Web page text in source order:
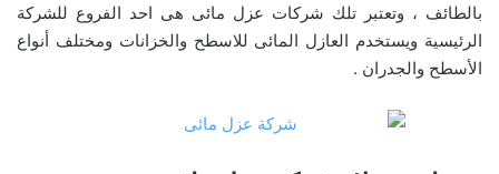
بالطائف ، وتعتبر تلك شركات عزل مائى هى احد الفروع للشركة
الرئيسية ويستخدم العازل المائى للاسطح والخزانات ومختلف أنواع
الأسطح والجدران .